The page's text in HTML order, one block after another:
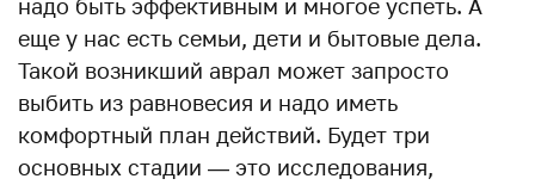
надо быть эффективным и многое успеть. А
еще у нас есть семьи, дети и бытовые дела.
Такой возникший аврал может запросто
выбить из равновесия и надо иметь
комфортный план действий. Будет три
основных стадии — это исследования,